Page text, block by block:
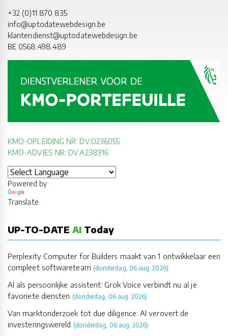
+32 (0)11 870 835
info@uptodatewebdesign.be
klantendienst@uptodatewebdesign.be
BE 0568.498.489
KMO-OPLEIDING NR: DV.O236055
KMO-ADVIES NR: DV.A238916
Powered by
Translate
UP-TO-DATE AI Today
Perplexity Computer for Builders maakt van 1 ontwikkelaar een
compleet softwareteam (donderdag, 06 aug. 2026)
AI als persoonlijke assistent: Grok Voice verbindt nu al je
favoriete diensten (donderdag, 06 aug. 2026)
Van marktonderzoek tot due diligence: AI verovert de
investeringswereld (donderdag, 06 aug. 2026)